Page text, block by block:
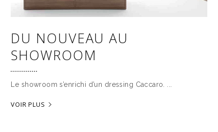
DU NOUVEAU AU
SHOWROOM
Le showroom s’enrichi d’un dressing Caccaro.
VOIR PLUS